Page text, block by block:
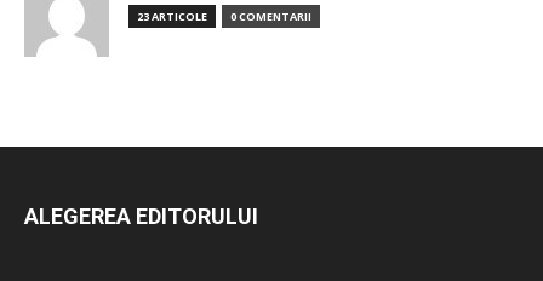
23 ARTICOLE 0 COMENTARII
ALEGEREA EDITORULUI